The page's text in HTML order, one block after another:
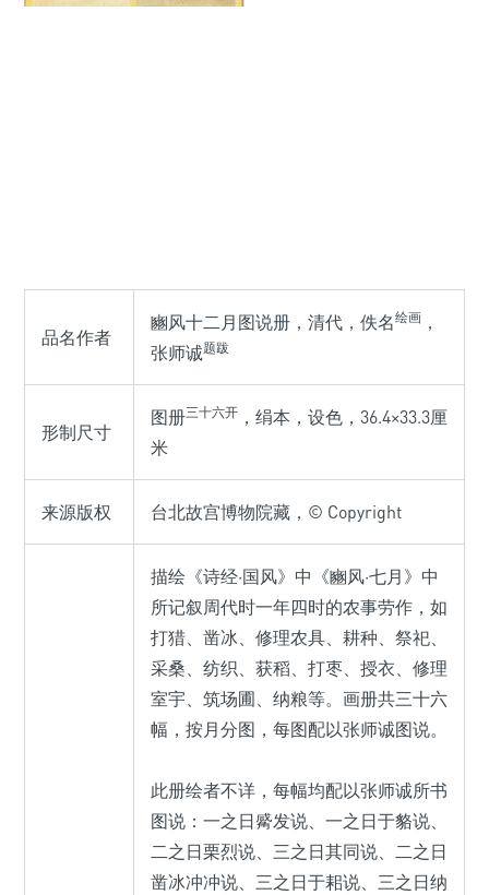
品名作者
豳风十二月图说册，清代，佚名绘画 ，
张师诚题跋
形制尺寸
图册三十六开 ，绢本，设色，36.4×33.3厘
米
来源版权 台北故宫博物院藏，© Copyright
描绘《诗经·国风》中《豳风·七月》中
所记叙周代时一年四时的农事劳作，如
打猎、凿冰、修理农具、耕种、祭祀、
采桑、纺织、获稻、打枣、授衣、修理
室宇、筑场圃、纳粮等。画册共三十六
幅，按月分图，每图配以张师诚图说。
此册绘者不详，每幅均配以张师诚所书
图说：一之日觱发说、一之日于貉说、
二之日栗烈说、三之日其同说、二之日
凿冰冲冲说、三之日于耜说、三之日纳